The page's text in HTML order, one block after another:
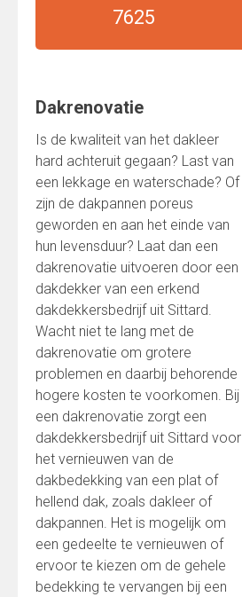
7625
Dakrenovatie
Is de kwaliteit van het dakleer
hard achteruit gegaan? Last van
een lekkage en waterschade? Of
zijn de dakpannen poreus
geworden en aan het einde van
hun levensduur? Laat dan een
dakrenovatie uitvoeren door een
dakdekker van een erkend
dakdekkersbedrijf uit Sittard.
Wacht niet te lang met de
dakrenovatie om grotere
problemen en daarbij behorende
hogere kosten te voorkomen. Bij
een dakrenovatie zorgt een
dakdekkersbedrijf uit Sittard voor
het vernieuwen van de
dakbedekking van een plat of
hellend dak, zoals dakleer of
dakpannen. Het is mogelijk om
een gedeelte te vernieuwen of
ervoor te kiezen om de gehele
bedekking te vervangen bij een